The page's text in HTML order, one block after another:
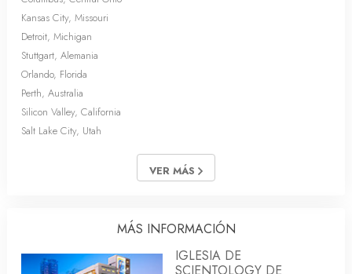
Kansas City, Missouri
Detroit, Michigan
Stuttgart, Alemania
Orlando, Florida
Perth, Australia
Silicon Valley, California
Salt Lake City, Utah
VER MÁS
MÁS INFORMACIÓN
IGLESIA DE